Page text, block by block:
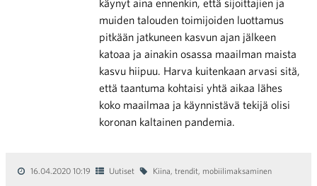
käynyt aina ennenkin, että sijoittajien ja
muiden talouden toimijoiden luottamus
pitkään jatkuneen kasvun ajan jälkeen
katoaa ja ainakin osassa maailman maista
kasvu hiipuu. Harva kuitenkaan arvasi sitä,
että taantuma kohtaisi yhtä aikaa lähes
koko maailmaa ja käynnistävä tekijä olisi
koronan kaltainen pandemia.
16.04.2020 10:19 Uutiset Kiina, trendit, mobiilimaksaminen